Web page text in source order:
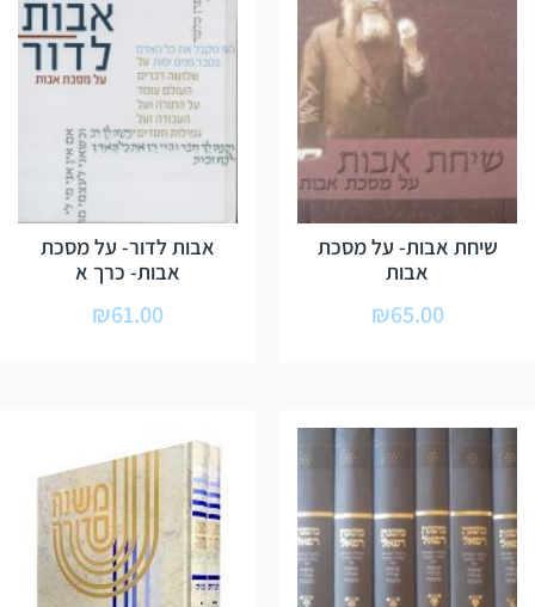
שיחת אבות- על מסכת
אבות
₪65.00
אבות לדור- על מסכת
אבות- כרך א
₪61.00